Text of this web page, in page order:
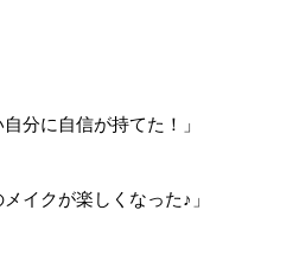
分に自信が持てた！」
イクが楽しくなった♪」